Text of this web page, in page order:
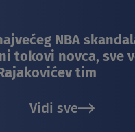
NBA
tokovi novca, sve
tim
Vidi sve